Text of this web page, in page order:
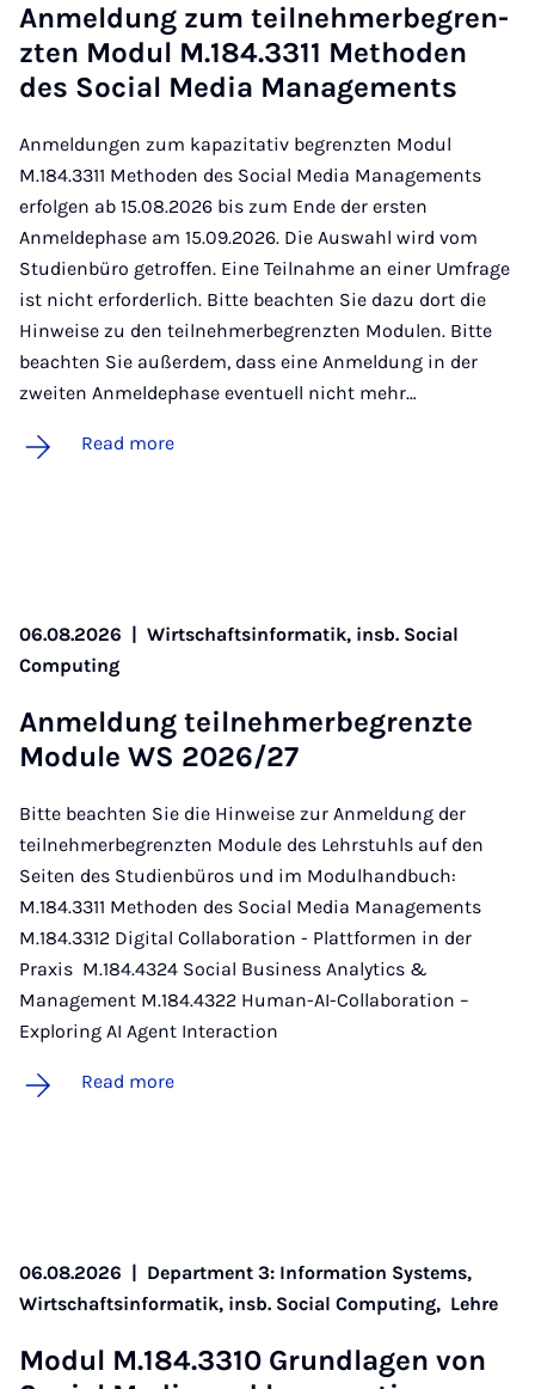
An­mel­dung zum teil­nehmer­be­gren­
zten Modul M.184.3311 Meth­oden
des So­cial Me­dia Man­age­ments
Anmeldungen zum kapazitativ begrenzten Modul
M.184.3311 Methoden des Social Media Managements
erfolgen ab 15.08.2026 bis zum Ende der ersten
Anmeldephase am 15.09.2026. Die Auswahl wird vom
Studienbüro getroffen. Eine Teilnahme an einer Umfrage
ist nicht erforderlich. Bitte beachten Sie dazu dort die
Hinweise zu den teilnehmerbegrenzten Modulen. Bitte
beachten Sie außerdem, dass eine Anmeldung in der
zweiten Anmeldephase eventuell nicht mehr…
Read more
06.08.2026 | Wirtschaftsinformatik, insb. Social
Computing
An­mel­dung teil­nehmer­be­gren­zte
Mod­ule WS 2026/27
Bitte beachten Sie die Hinweise zur Anmeldung der
teilnehmerbegrenzten Module des Lehrstuhls auf den
Seiten des Studienbüros und im Modulhandbuch:
M.184.3311 Methoden des Social Media Managements
M.184.3312 Digital Collaboration - Plattformen in der
Praxis M.184.4324 Social Business Analytics &
Management M.184.4322 Human-AI-Collaboration –
Exploring AI Agent Interaction
Read more
06.08.2026 | Department 3: Information Systems,
Wirtschaftsinformatik, insb. Social Computing, Lehre
Modul M.184.3310 Grundla­gen von